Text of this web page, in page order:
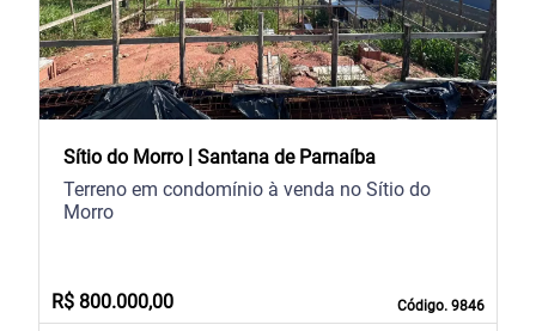
Sítio do Morro | Santana de Parnaíba
Código. 9846
Terreno em condomínio à venda no Sítio do
Morro
R$ 800.000,00